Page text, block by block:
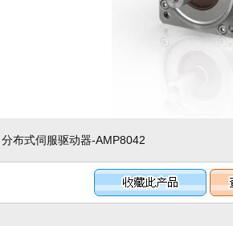
布式伺服驱动器-AMP8042